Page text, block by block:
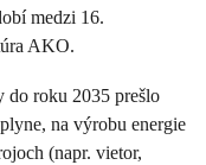
medzi 16.
AKO.
do roku 2035 prešlo
na výrobu energie
(napr. vietor,